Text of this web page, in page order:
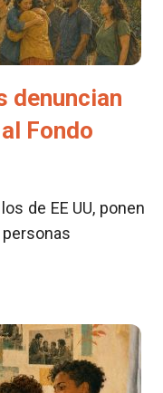
denuncian
Fondo
de EE UU, ponen